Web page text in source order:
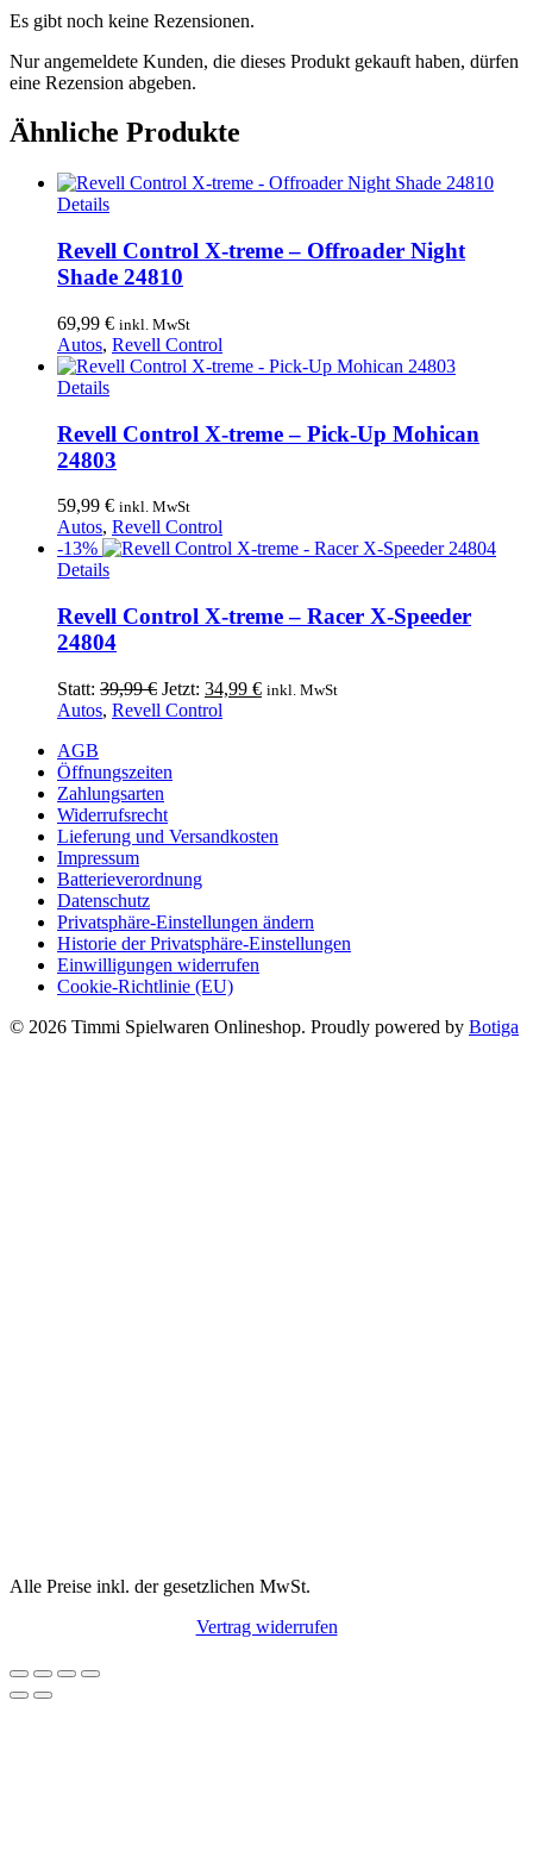
Es gibt noch keine Rezensionen.
Nur angemeldete Kunden, die dieses Produkt gekauft haben, dürfen
eine Rezension abgeben.
Ähnliche Produkte
Details
Revell Control X-treme – Offroader Night
Shade 24810
69,99 € inkl. MwSt
Autos, Revell Control
Details
Revell Control X-treme – Pick-Up Mohican
24803
59,99 € inkl. MwSt
Autos, Revell Control
-13%
Details
Revell Control X-treme – Racer X-Speeder
24804
Statt: 39,99€ Ursprünglicher
Preis
Jetzt: 34,99 €Aktueller
inkl. MwSt
Autos, Revell Control
AGB
Öffnungszeiten
Zahlungsarten
Widerrufsrecht
Lieferung und Versandkosten
Impressum
Batterieverordnung
Datenschutz
Privatsphäre-Einstellungen ändern
Historie der Privatsphäre-Einstellungen
Einwilligungen widerrufen
Cookie-Richtlinie (EU)
© 2026 Timmi Spielwaren Onlineshop. Proudly powered by Botiga
Alle Preise inkl. der gesetzlichen MwSt.
Vertrag widerrufen